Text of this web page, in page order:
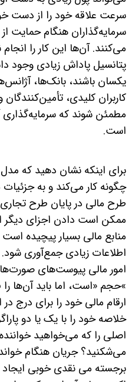
سرعت علاقه خود را از دست
سرمایه‌گذاران هنگام حمایت
می‌کنند. آن‌ها این کار را
پتانسیل پاداش زیادی وجود
یکسان باشند، بانک‌ها،
کاربران کلیدی،
مطمئن شوند که سرمایه‌گذاری
است.
برای اینکه نشان دهید که
چگونه کار می‌کند و به جزئیات
طرح مالی در پایان طرح
ممکن است دادن اجزای دیگر
منابع مالی بسیار پیچیده است
اطلاعات زیادی جمع‌آوری شود.
امور مالی پیوستهای
«حجم »است، اما باید آن‌ها
ارقام مالی خود را برای درج
خلاصه خود را با یک یا دو
اصلی را که می‌خواهید
می‌شکنید؟ جریان هنگام
برجسته می نقدی خوبی ایجاد